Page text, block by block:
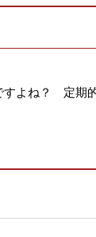
よね？ 定期